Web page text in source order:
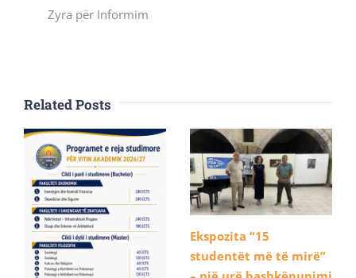
Zyra për Informim
Related Posts
Ekspozita “15
studentët më të mirë”